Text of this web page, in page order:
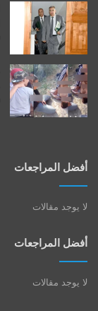
أفضل المراجعات
لا يوجد مقالات
أفضل المراجعات
لا يوجد مقالات